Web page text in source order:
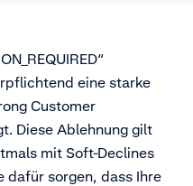
eine starke
Customer
Diese Ablehnung gilt
mit Soft-Declines
dafür sorgen, dass Ihre